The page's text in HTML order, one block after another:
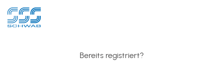
Bereits registriert?